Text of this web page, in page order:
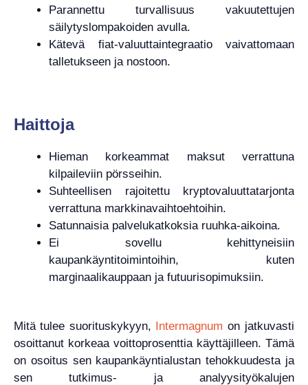
Parannettu turvallisuus vakuutettujen
säilytyslompakoiden avulla.
Kätevä fiat-valuuttaintegraatio vaivattomaan
talletukseen ja nostoon.
Haittoja
Hieman korkeammat maksut verrattuna
kilpaileviin pörsseihin.
Suhteellisen rajoitettu kryptovaluuttatarjonta
verrattuna markkinavaihtoehtoihin.
Satunnaisia ​​palvelukatkoksia ruuhka-aikoina.
Ei sovellu kehittyneisiin
kaupankäyntitoimintoihin, kuten
marginaalikauppaan ja futuurisopimuksiin.
Mitä tulee suorituskykyyn, Intermagnum on jatkuvasti
osoittanut korkeaa voittoprosenttia käyttäjilleen. Tämä
on osoitus sen kaupankäyntialustan tehokkuudesta ja
sen tutkimus- ja analyysityökalujen